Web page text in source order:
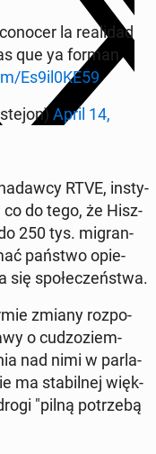
la re­ali­dad
que ya forman
Es9il0KE59
April 14,
RTVE, in­sty­
do tego, że Hisz­
250 tys. mi­gran­
państwo opie­
się spo­łe­czeń­stwa.
zmiany roz­po­
o cu­dzo­ziem­
nad nimi w par­la­
ma sta­bil­nej więk­
"pilną po­trze­bą